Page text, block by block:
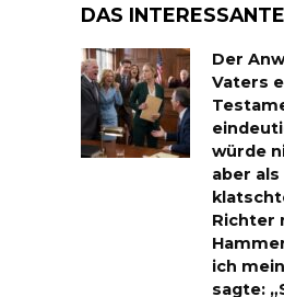
DAS
Der
Vaters
würde
aber
Richter
ich
sagte: